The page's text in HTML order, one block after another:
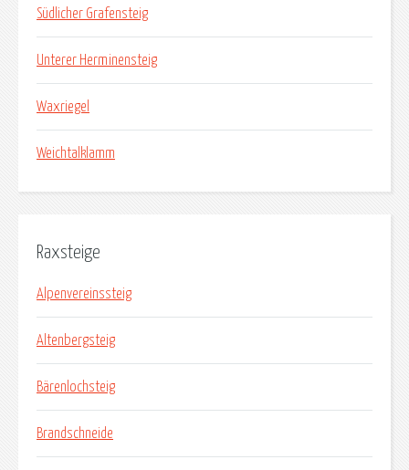
Südlicher Grafensteig
Unterer Herminensteig
Waxriegel
Weichtalklamm
Raxsteige
Alpenvereinssteig
Altenbergsteig
Bärenlochsteig
Brandschneide